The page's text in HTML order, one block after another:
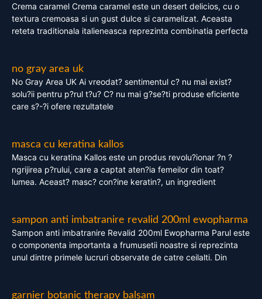
Crema caramel Crema caramel este un desert delicios, cu o
textura cremoasa si un gust dulce si caramelizat. Aceasta
reteta traditionala italieneasca reprezinta combinatia perfecta
no gray area uk
No Gray Area UK Ai vreodat? sentimentul c? nu mai exist?
solu?ii pentru p?rul t?u? C? nu mai g?se?ti produse eficiente
care s?-?i ofere rezultatele
masca cu keratina kallos
Masca cu keratina Kallos este un produs revolu?ionar ?n ?
ngrijirea p?rului, care a captat aten?ia femeilor din toat?
lumea. Aceast? masc? con?ine keratin?, un ingredient
sampon anti imbatranire revalid 200ml ewopharma
Sampon anti imbatranire Revalid 200ml Ewopharma Parul este
o componenta importanta a frumusetii noastre si reprezinta
unul dintre primele lucruri observate de catre ceilalti. Din
garnier botanic therapy balsam